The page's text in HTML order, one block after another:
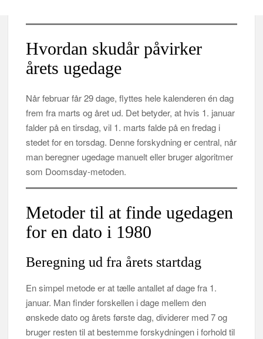
Hvordan skudår påvirker
årets ugedage
Når februar får 29 dage, flyttes hele kalenderen én dag
frem fra marts og året ud. Det betyder, at hvis 1. januar
falder på en tirsdag, vil 1. marts falde på en fredag i
stedet for en torsdag. Denne forskydning er central, når
man beregner ugedage manuelt eller bruger algoritmer
som Doomsday-metoden.
Metoder til at finde ugedagen
for en dato i 1980
Beregning ud fra årets startdag
En simpel metode er at tælle antallet af dage fra 1.
januar. Man finder forskellen i dage mellem den
ønskede dato og årets første dag, dividerer med 7 og
bruger resten til at bestemme forskydningen i forhold til